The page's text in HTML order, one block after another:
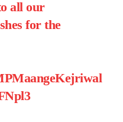
all our
for the